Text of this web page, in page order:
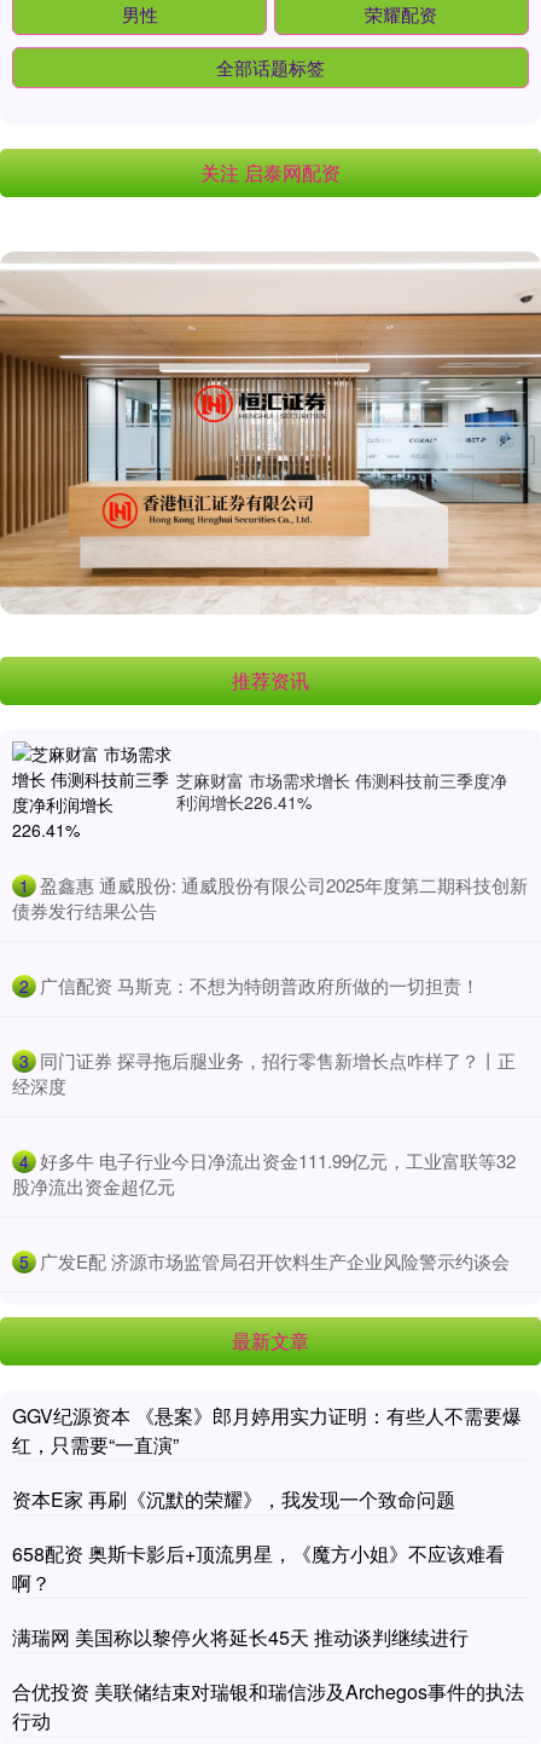
男性 荣耀配资
全部话题标签
关注 启泰网配资
推荐资讯
芝麻财富 市场需求增长 伟测科技前三季度净
利润增长226.41%
1 ​盈鑫惠 通威股份: 通威股份有限公司2025年度第二期科技创新
债券发行结果公告
2 ​广信配资 马斯克：不想为特朗普政府所做的一切担责！
3 ​同门证券 探寻拖后腿业务，招行零售新增长点咋样了？丨正
经深度
4 ​好多牛 电子行业今日净流出资金111.99亿元，工业富联等32
股净流出资金超亿元
5 ​广发E配 济源市场监管局召开饮料生产企业风险警示约谈会
最新文章
GGV纪源资本 《悬案》郎月婷用实力证明：有些人不需要爆
红，只需要“一直演”
资本E家 再刷《沉默的荣耀》，我发现一个致命问题
658配资 奥斯卡影后+顶流男星，《魔方小姐》不应该难看
啊？
满瑞网 美国称以黎停火将延长45天 推动谈判继续进行
合优投资 美联储结束对瑞银和瑞信涉及Archegos事件的执法
行动